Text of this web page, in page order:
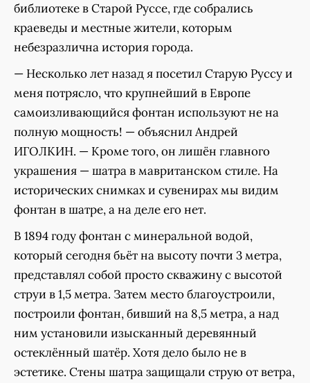
библиотеке в Старой Руссе, где собрались
краеведы и местные жители, которым
небезразлична история города.
— Несколько лет назад я посетил Старую Руссу и
меня потрясло, что крупнейший в Европе
самоизливающийся фонтан используют не на
полную мощность! — объяснил Андрей
ИГОЛКИН. — Кроме того, он лишён главного
украшения — шатра в мавританском стиле. На
исторических снимках и сувенирах мы видим
фонтан в шатре, а на деле его нет.
В 1894 году фонтан с минеральной водой,
который сегодня бьёт на высоту почти 3 метра,
представлял собой просто скважину с высотой
струи в 1,5 метра. Затем место благоустроили,
построили фонтан, бивший на 8,5 метра, а над
ним установили изысканный деревянный
остеклённый шатёр. Хотя дело было не в
эстетике. Стены шатра защищали струю от ветра,